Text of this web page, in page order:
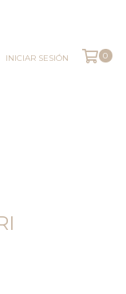
INICIAR SESIÓN 0